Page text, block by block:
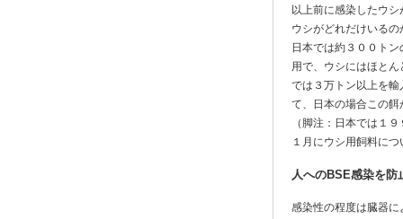
以上前に感染したウ
ウシがどれだけいる
日本では約３００ト
用で、ウシにはほと
では３万トン以上を
て、日本の場合この
（脚注：日本では１
１月にウシ用飼料に
人へのBSE感染を防
感染性の程度は臓器